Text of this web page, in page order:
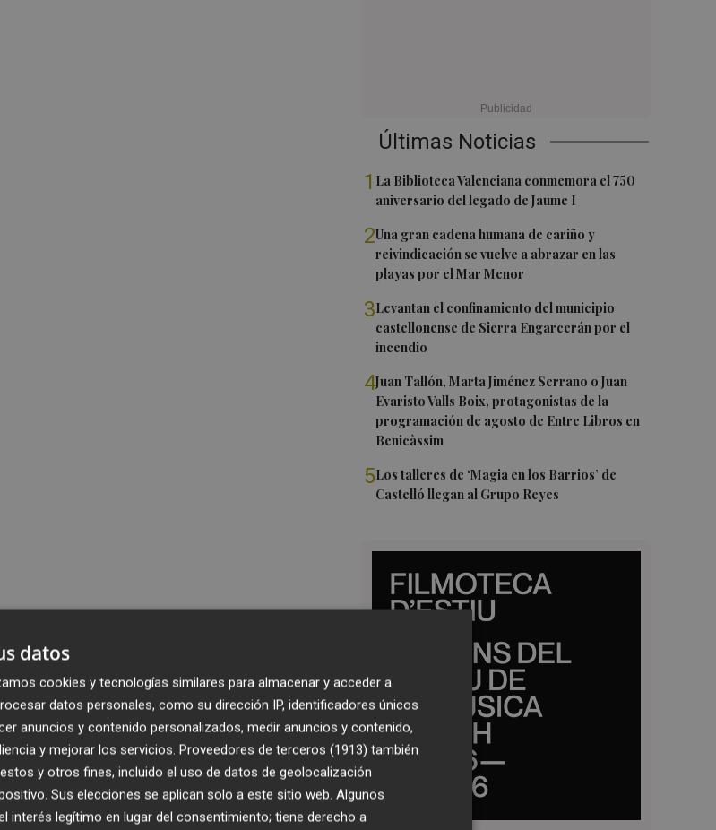
Últimas Noticias
1 La Biblioteca Valenciana conmemora el 750
aniversario del legado de Jaume I
2Una gran cadena humana de cariño y
reivindicación se vuelve a abrazar en las
playas por el Mar Menor
3Levantan el confinamiento del municipio
castellonense de Sierra Engarcerán por el
incendio
4Juan Tallón, Marta Jiménez Serrano o Juan
Evaristo Valls Boix, protagonistas de la
programación de agosto de Entre Libros en
Benicàssim
5Los talleres de ‘Magia en los Barrios’ de
Castelló llegan al Grupo Reyes
datos
cookies y tecnologías similares para almacenar y acceder a
datos personales, como su dirección IP, identificadores únicos
anuncios y contenido personalizados, medir anuncios y contenido,
y mejorar los servicios. Proveedores de terceros (1913) también
y otros fines, incluido el uso de datos de geolocalización
Sus elecciones se aplican solo a este sitio web. Algunos
interés legítimo en lugar del consentimiento; tiene derecho a